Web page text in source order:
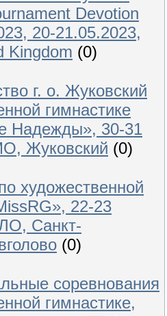
Devotion
20-21.05.2023,
Kingdom (0)
г. о. Жуковский
гимнастике
Надежды», 30-31
Жуковский (0)
художественной
22-23
Санкт-
(0)
соревнования
гимнастике,